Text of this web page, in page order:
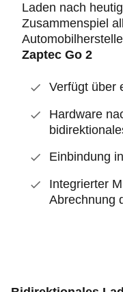
Laden nach
Zusammenspiel
Zaptec Go 2
Verfügt über
Hardware
Einbindung
Integrierter
Abrechnung